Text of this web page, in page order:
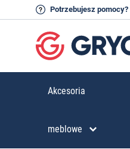
Potrzebujesz pomocy?
Akcesoria
meblowe